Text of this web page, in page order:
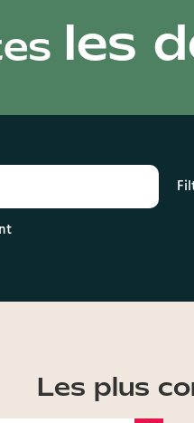
les
Les plus